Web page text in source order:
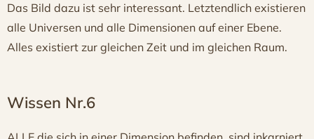
Das Bild dazu ist sehr interessant. Letztendlich existieren
alle Universen und alle Dimensionen auf einer Ebene.
Alles existiert zur gleichen Zeit und im gleichen Raum.
Wissen Nr.6